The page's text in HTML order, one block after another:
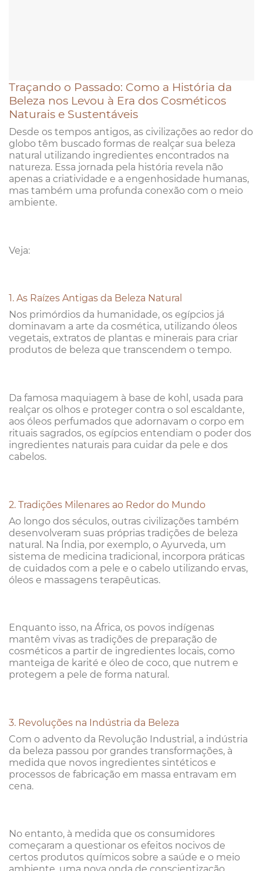
Traçando o Passado: Como a História da
Beleza nos Levou à Era dos Cosméticos
Naturais e Sustentáveis
Desde os tempos antigos, as civilizações ao redor do
globo têm buscado formas de realçar sua beleza
natural utilizando ingredientes encontrados na
natureza. Essa jornada pela história revela não
apenas a criatividade e a engenhosidade humanas,
mas também uma profunda conexão com o meio
ambiente.
Veja:
1. As Raízes Antigas da Beleza Natural
Nos primórdios da humanidade, os egípcios já
dominavam a arte da cosmética, utilizando óleos
vegetais, extratos de plantas e minerais para criar
produtos de beleza que transcendem o tempo.
Da famosa maquiagem à base de kohl, usada para
realçar os olhos e proteger contra o sol escaldante,
aos óleos perfumados que adornavam o corpo em
rituais sagrados, os egípcios entendiam o poder dos
ingredientes naturais para cuidar da pele e dos
cabelos.
2. Tradições Milenares ao Redor do Mundo
Ao longo dos séculos, outras civilizações também
desenvolveram suas próprias tradições de beleza
natural. Na Índia, por exemplo, o Ayurveda, um
sistema de medicina tradicional, incorpora práticas
de cuidados com a pele e o cabelo utilizando ervas,
óleos e massagens terapêuticas.
Enquanto isso, na África, os povos indígenas
mantêm vivas as tradições de preparação de
cosméticos a partir de ingredientes locais, como
manteiga de karité e óleo de coco, que nutrem e
protegem a pele de forma natural.
3. Revoluções na Indústria da Beleza
Com o advento da Revolução Industrial, a indústria
da beleza passou por grandes transformações, à
medida que novos ingredientes sintéticos e
processos de fabricação em massa entravam em
cena.
No entanto, à medida que os consumidores
começaram a questionar os efeitos nocivos de
certos produtos químicos sobre a saúde e o meio